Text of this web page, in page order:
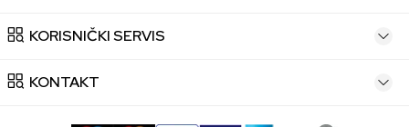
KORISNIČKI SERVIS
KONTAKT